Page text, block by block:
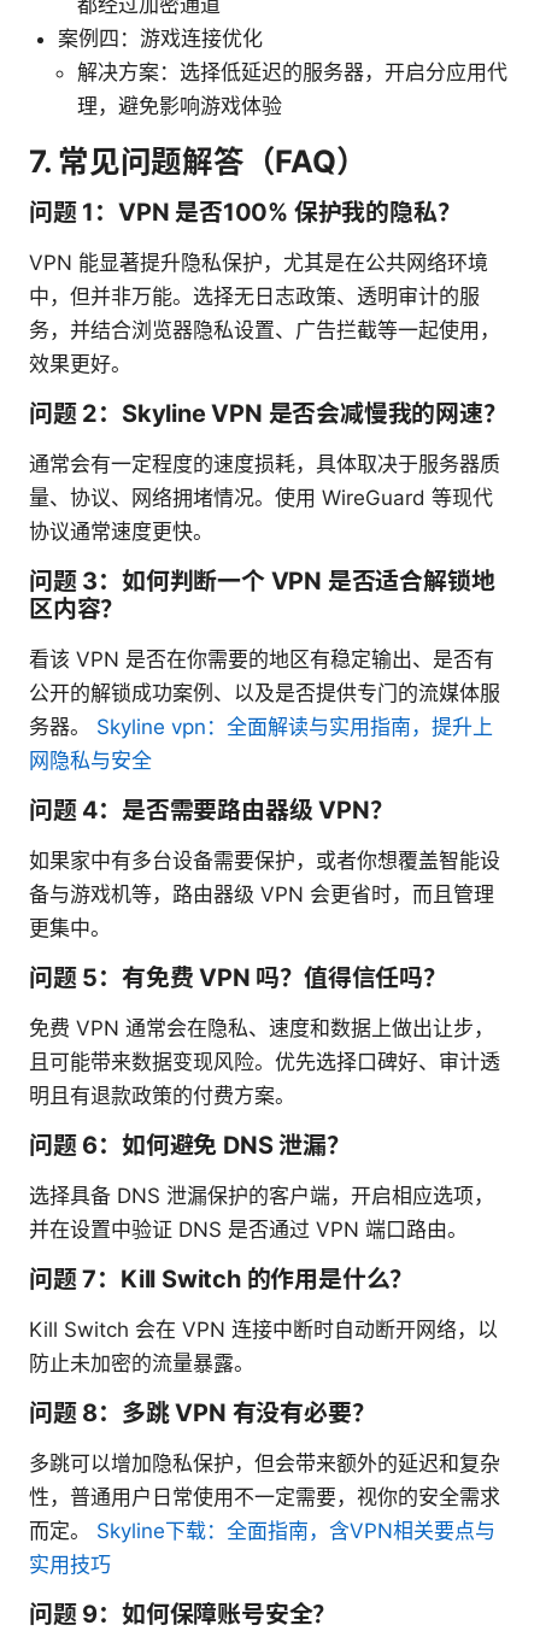
都经过加密通道
案例四：游戏连接优化
解决方案：选择低延迟的服务器，开启分应用代
理，避免影响游戏体验
7. 常见问题解答（FAQ）
问题 1：VPN 是否100% 保护我的隐私？
VPN 能显著提升隐私保护，尤其是在公共网络环境
中，但并非万能。选择无日志政策、透明审计的服
务，并结合浏览器隐私设置、广告拦截等一起使用，
效果更好。
问题 2：Skyline VPN 是否会减慢我的网速？
通常会有一定程度的速度损耗，具体取决于服务器质
量、协议、网络拥堵情况。使用 WireGuard 等现代
协议通常速度更快。
问题 3：如何判断一个 VPN 是否适合解锁地
区内容？
看该 VPN 是否在你需要的地区有稳定输出、是否有
公开的解锁成功案例、以及是否提供专门的流媒体服
务器。 Skyline vpn：全面解读与实用指南，提升上
网隐私与安全
问题 4：是否需要路由器级 VPN？
如果家中有多台设备需要保护，或者你想覆盖智能设
备与游戏机等，路由器级 VPN 会更省时，而且管理
更集中。
问题 5：有免费 VPN 吗？值得信任吗？
免费 VPN 通常会在隐私、速度和数据上做出让步，
且可能带来数据变现风险。优先选择口碑好、审计透
明且有退款政策的付费方案。
问题 6：如何避免 DNS 泄漏？
选择具备 DNS 泄漏保护的客户端，开启相应选项，
并在设置中验证 DNS 是否通过 VPN 端口路由。
问题 7：Kill Switch 的作用是什么？
Kill Switch 会在 VPN 连接中断时自动断开网络，以
防止未加密的流量暴露。
问题 8：多跳 VPN 有没有必要？
多跳可以增加隐私保护，但会带来额外的延迟和复杂
性，普通用户日常使用不一定需要，视你的安全需求
而定。 Skyline下载：全面指南，含VPN相关要点与
实用技巧
问题 9：如何保障账号安全？